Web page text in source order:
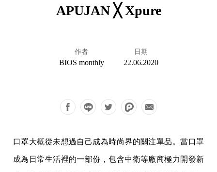
APUJAN ╳ Xpure
作者
BIOS monthly
日期
22.06.2020
口罩大概從未想過自己成為時尚界的關注單品。當口罩
成為日常生活裡的一部份，包含中衛等廠商極力開發新